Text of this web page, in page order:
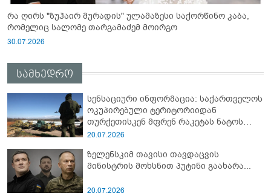
რა ღირს "ზუჰაირ მურადის" ულამაზესი საქორწინო კაბა,
რომელიც სალომე თარგამაძემ მოირგო
30.07.2026
სამხედრო
სენსაციური ინფორმაცია: საქართველოს
ოკუპირებული ტერიტორიიდან
თურქეთისკენ მფრენ რაკეტას ნატოს
სამიტი კინაღამ ჩაუშლია
20.07.2026
ზელენსკიმ თავისი თავდაცვის
მინისტრის მოხსნით პუტინი გაახარა...
20.07.2026